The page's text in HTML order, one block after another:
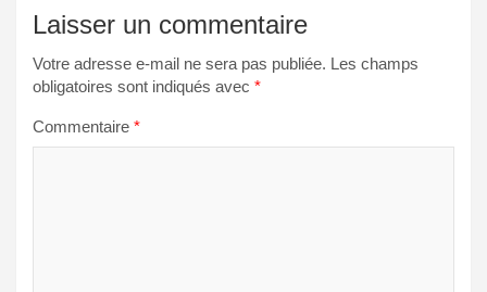
Laisser un commentaire
Votre adresse e-mail ne sera pas publiée. Les champs
obligatoires sont indiqués avec *
Commentaire *